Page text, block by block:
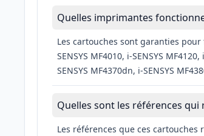
Quelles imprimantes
Les cartouches sont garanties pour
SENSYS MF4010, i-SENSYS
SENSYS MF4370dn, i-SENSYS
Quelles sont les références qui
Les références que ces cartouches